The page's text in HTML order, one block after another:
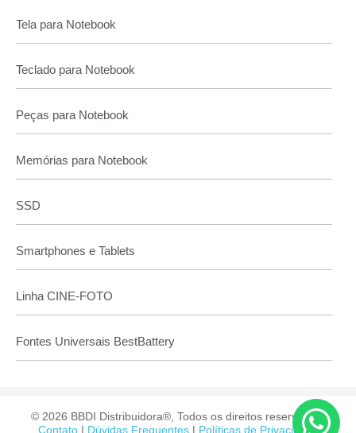
Tela para Notebook
Teclado para Notebook
Peças para Notebook
Memórias para Notebook
SSD
Smartphones e Tablets
Linha CINE-FOTO
Fontes Universais BestBattery
© 2026 BBDI Distribuidora®, Todos os direitos reservados.
Contato | Dúvidas Frequentes | Políticas de Privacidade